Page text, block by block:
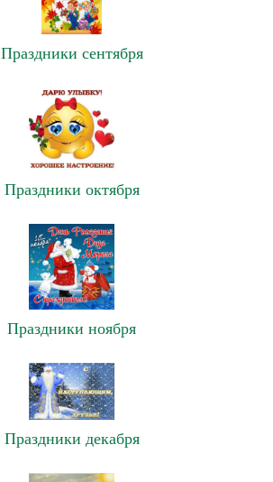
Праздники сентября
Праздники октября
Праздники ноября
Праздники декабря